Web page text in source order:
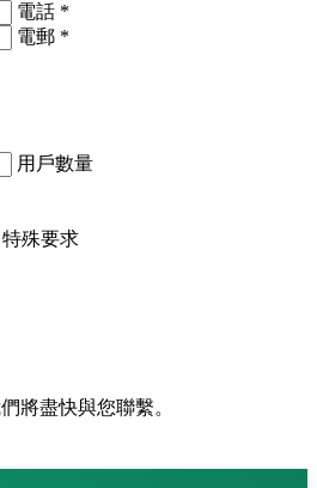
電話 *
電郵 *
用戶數量
特殊要求
將盡快與您聯繫。